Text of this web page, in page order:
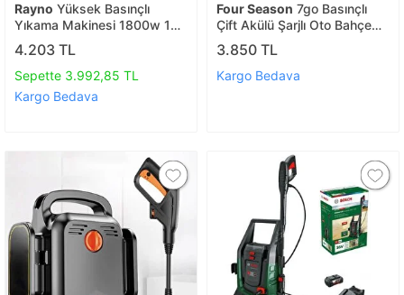
Rayno Yüksek Basınçlı
Yıkama Makinesi 1800w 150
Bar - Ryn11400
4.203 TL
Sepette 3.992,85 TL
Kargo Bedava
Four Season 7go Basınçlı
Çift Akülü Şarjlı Oto Bahçe
Yıkama Tabancası Durgun
Su
3.850 TL
Kargo Bedava